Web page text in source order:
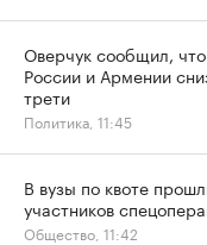
Оверчук сообщил,
России и Армении
трети
Политика, 11:45
В вузы по квоте
участников
Общество, 11:42